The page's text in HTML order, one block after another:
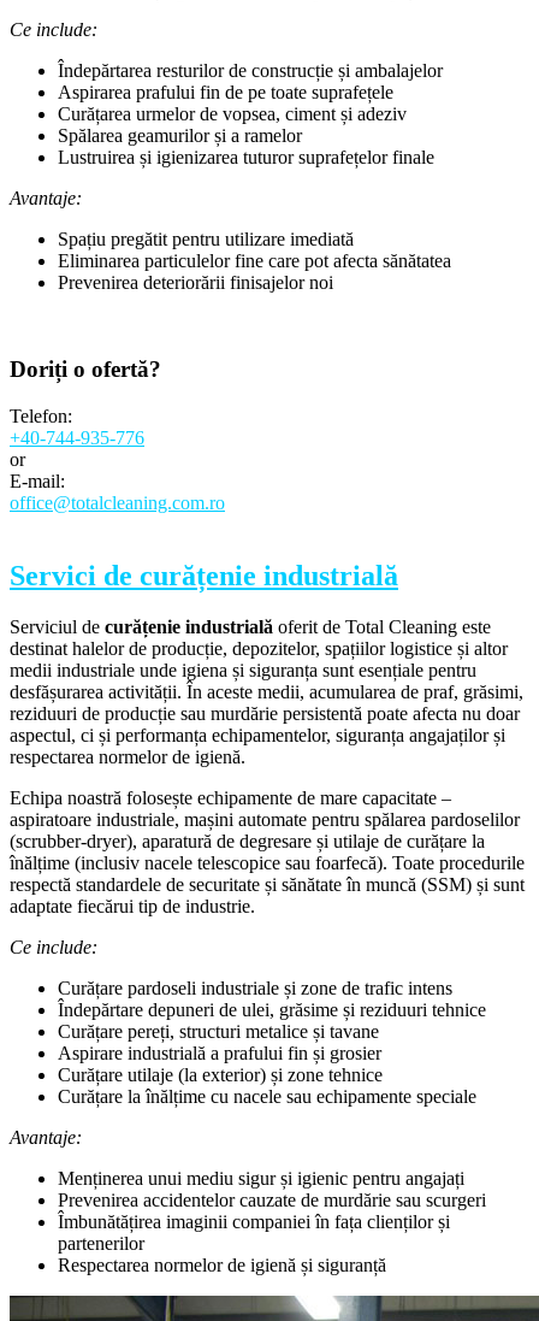
Ce include:
Îndepărtarea resturilor de construcție și ambalajelor
Aspirarea prafului fin de pe toate suprafețele
Curățarea urmelor de vopsea, ciment și adeziv
Spălarea geamurilor și a ramelor
Lustruirea și igienizarea tuturor suprafețelor finale
Avantaje:
Spațiu pregătit pentru utilizare imediată
Eliminarea particulelor fine care pot afecta sănătatea
Prevenirea deteriorării finisajelor noi
Doriți o ofertă?
Telefon:
+40-744-935-776
or
E-mail:
office@totalcleaning.com.ro
Servici de curățenie industrială
Serviciul de curățenie industrială oferit de Total Cleaning este
destinat halelor de producție, depozitelor, spațiilor logistice și altor
medii industriale unde igiena și siguranța sunt esențiale pentru
desfășurarea activității. În aceste medii, acumularea de praf, grăsimi,
reziduuri de producție sau murdărie persistentă poate afecta nu doar
aspectul, ci și performanța echipamentelor, siguranța angajaților și
respectarea normelor de igienă.
Echipa noastră folosește echipamente de mare capacitate –
aspiratoare industriale, mașini automate pentru spălarea pardoselilor
(scrubber-dryer), aparatură de degresare și utilaje de curățare la
înălțime (inclusiv nacele telescopice sau foarfecă). Toate procedurile
respectă standardele de securitate și sănătate în muncă (SSM) și sunt
adaptate fiecărui tip de industrie.
Ce include:
Curățare pardoseli industriale și zone de trafic intens
Îndepărtare depuneri de ulei, grăsime și reziduuri tehnice
Curățare pereți, structuri metalice și tavane
Aspirare industrială a prafului fin și grosier
Curățare utilaje (la exterior) și zone tehnice
Curățare la înălțime cu nacele sau echipamente speciale
Avantaje:
Menținerea unui mediu sigur și igienic pentru angajați
Prevenirea accidentelor cauzate de murdărie sau scurgeri
Îmbunătățirea imaginii companiei în fața clienților și
partenerilor
Respectarea normelor de igienă și siguranță